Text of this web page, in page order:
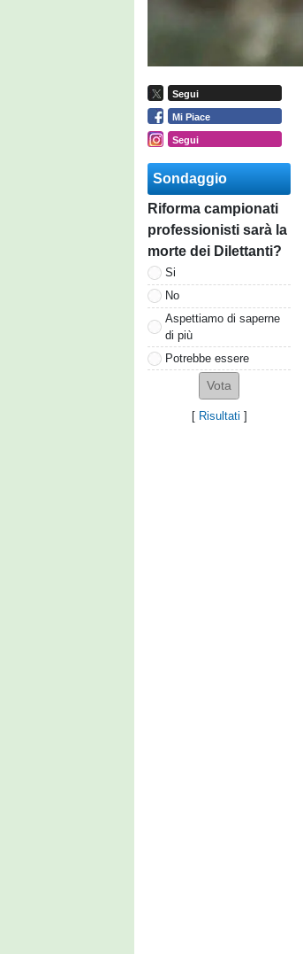
Segui
Mi Piace
Segui
Sondaggio
Riforma campionati
professionisti sarà la
morte dei Dilettanti?
Si
No
Aspettiamo di saperne
di più
Potrebbe essere
[ Risultati ]